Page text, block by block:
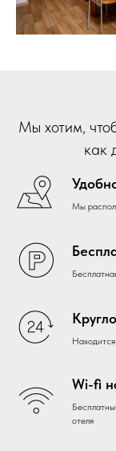
Мы хотим,
как
Мы
Wi-fi
отеля